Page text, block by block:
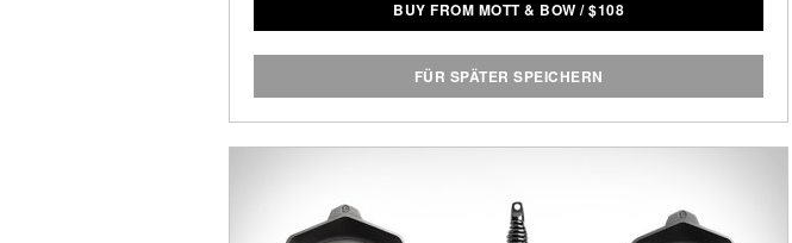
with bright spring and summer tops and requires no break-
Presented by Mott & Bow.
BUY FROM MOTT & BOW /$108
FÜR SPÄTER SPEICHERN